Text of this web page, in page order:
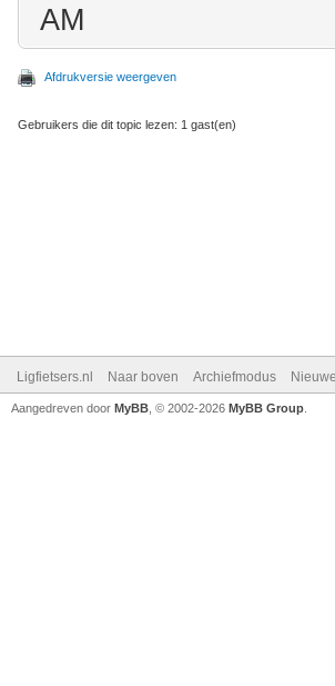
AM
Afdrukversie weergeven
Gebruikers die dit topic lezen: 1 gast(en)
Ligfietsers.nl Naar boven Archiefmodus
Aangedreven door MyBB , © 2002-2026 MyBB Group